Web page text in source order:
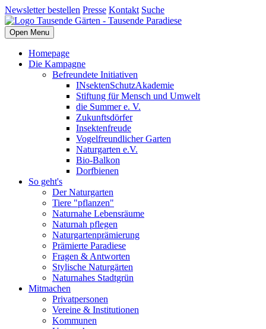
Newsletter bestellen Presse Kontakt Suche
Open Menu
Homepage
Die Kampagne
Befreundete Initiativen
INsektenSchutzAkademie
Stiftung für Mensch und Umwelt
die Summer e. V.
Zukunftsdörfer
Insektenfreude
Vogelfreundlicher Garten
Naturgarten e.V.
Bio-Balkon
Dorfbienen
So geht's
Der Naturgarten
Tiere "pflanzen"
Naturnahe Lebensräume
Naturnah pflegen
Naturgartenprämierung
Prämierte Paradiese
Fragen & Antworten
Stylische Naturgärten
Naturnahes Stadtgrün
Mitmachen
Privatpersonen
Vereine & Institutionen
Kommunen